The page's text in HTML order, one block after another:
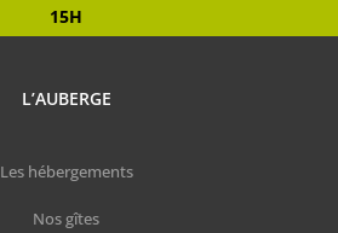
15H
L’AUBERGE
Les hébergements
Nos gîtes